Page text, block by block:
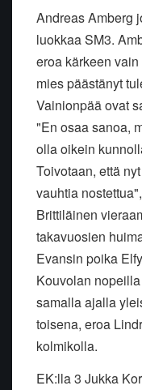
Andreas Amberg
luokkaa SM3.
eroa kärkeen
mies päästänyt
Vainionpää ovat
"En osaa sanoa,
olla oikein
Toivotaan, että
vauhtia
Brittiläinen
takavuosien
Evansin poika
Kouvolan
samalla ajalla
toisena, eroa
kolmikolla.
EK:lla 3 Jukka